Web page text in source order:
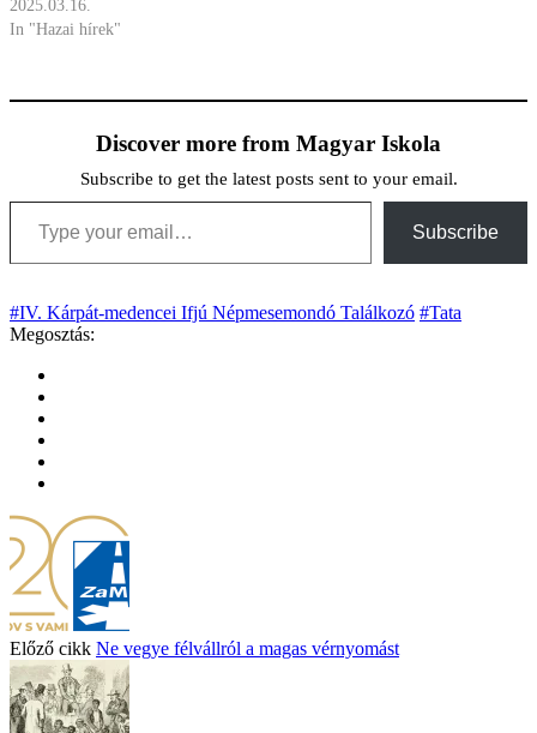
2025.03.16.
In "Hazai hírek"
Discover more from Magyar Iskola
Subscribe to get the latest posts sent to your email.
Type your email…
Subscribe
#IV. Kárpát-medencei Ifjú Népmesemondó Találkozó #Tata
Megosztás:
Előző cikk Ne vegye félvállról a magas vérnyomást